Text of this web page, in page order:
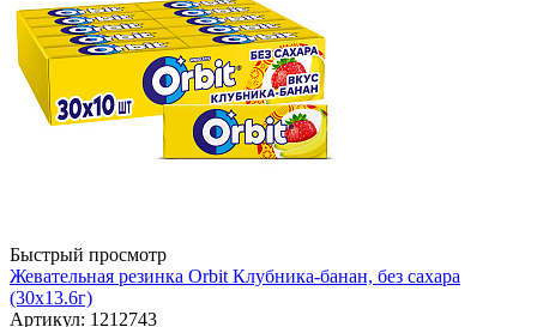
Быстрый просмотр
Жевательная резинка Orbit Клубника-банан, без сахара
(30х13.6г)
Артикул: 1212743